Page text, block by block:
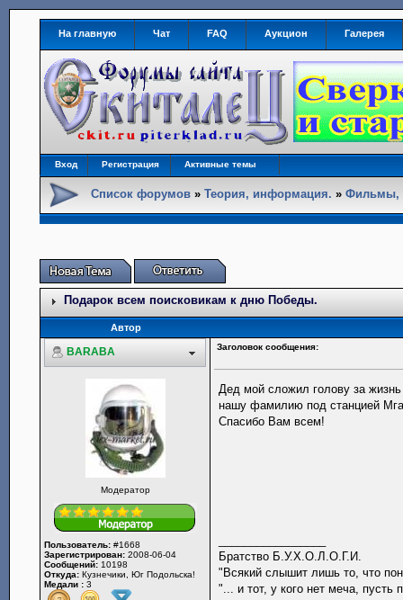
На главную Чат FAQ Аукцион Галерея
Вход Регистрация Активные темы
Список форумов »Теория, информация. »Фильмы,
Подарок всем поисковикам к дню Победы.
Автор
BARABA Заголовок сообщения:
Модератор
Пользователь: #1668
Зарегистрирован: 2008-06-04
Сообщений: 10198
Откуда: Кузнечики, Юг Подольска!
Медали : 3
Дед мой сложил голову за жизнь
нашу фамилию под станцией
Спасибо Вам всем!
Братство Б.У.Х.О.Л.О.Г.И.
"Всякий слышит лишь то, что
"... и тот, у кого нет меча,